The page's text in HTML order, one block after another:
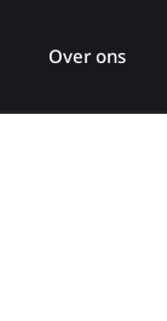
Over ons